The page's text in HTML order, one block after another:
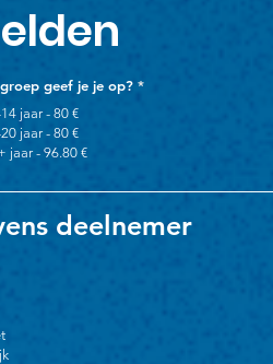
geef je je op? *
jaar - 80 €
jaar - 80 €
jaar - 96.80 €
deelnemer